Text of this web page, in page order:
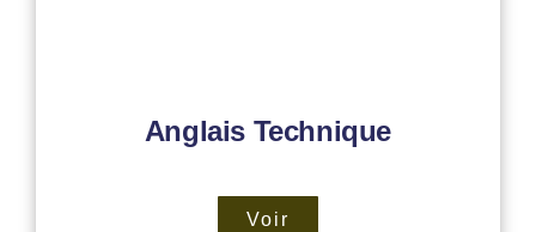
Anglais Technique
Voir